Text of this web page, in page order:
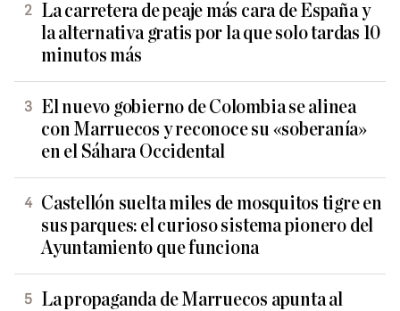
La carretera de peaje más cara de España y
la alternativa gratis por la que solo tardas 10
minutos más
El nuevo gobierno de Colombia se alinea
con Marruecos y reconoce su «soberanía»
en el Sáhara Occidental
Castellón suelta miles de mosquitos tigre en
sus parques: el curioso sistema pionero del
Ayuntamiento que funciona
La propaganda de Marruecos apunta al